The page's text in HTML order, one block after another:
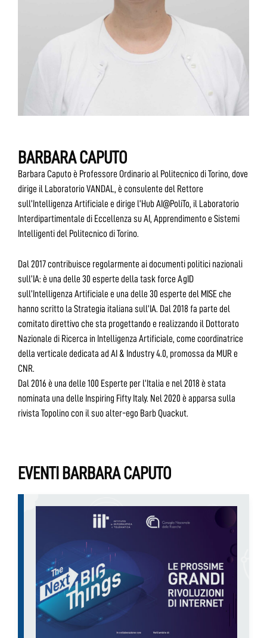
BARBARA CAPUTO
Barbara Caputo è Professore Ordinario al Politecnico di Torino, dove
dirige il Laboratorio VANDAL, è consulente del Rettore
sull’Intelligenza Artificiale e dirige l’Hub AI@PoliTo, il Laboratorio
Interdipartimentale di Eccellenza su AI, Apprendimento e Sistemi
Intelligenti del Politecnico di Torino.
Dal 2017 contribuisce regolarmente ai documenti politici nazionali
sull’IA: è una delle 30 esperte della task force AgID
sull’Intelligenza Artificiale e una delle 30 esperte del MISE che
hanno scritto la Strategia italiana sull’IA. Dal 2018 fa parte del
comitato direttivo che sta progettando e realizzando il Dottorato
Nazionale di Ricerca in Intelligenza Artificiale, come coordinatrice
della verticale dedicata ad AI & Industry 4.0, promossa da MUR e
CNR.
Dal 2016 è una delle 100 Esperte per l’Italia e nel 2018 è stata
nominata una delle Inspiring Fifty Italy. Nel 2020 è apparsa sulla
rivista Topolino con il suo alter-ego Barb Quackut.
EVENTI BARBARA CAPUTO